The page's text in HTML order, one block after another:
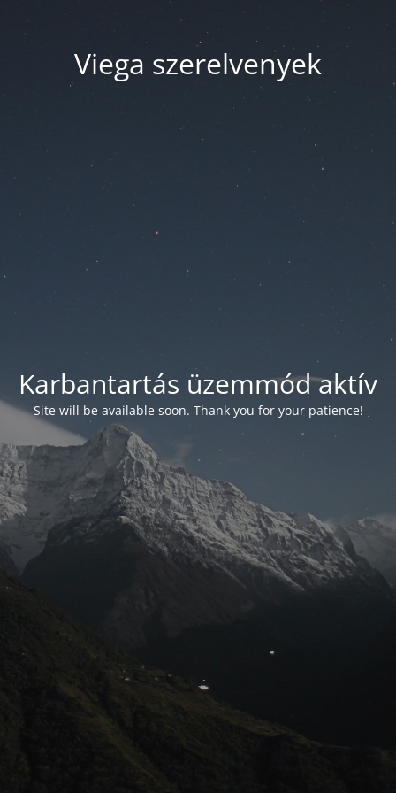
Viega szerelvenyek
Karbantartás üzemmód aktív
Site will be available soon. Thank you for your patience!